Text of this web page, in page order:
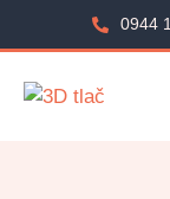
0944